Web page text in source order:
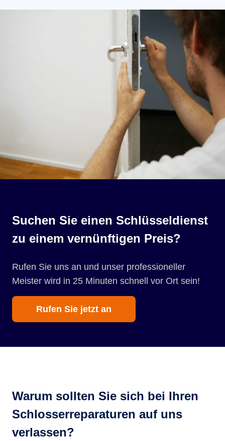
Suchen Sie einen Schlüsseldienst
zu einem vernünftigen Preis?
Rufen Sie uns an und unser professioneller
Meister wird in 25 Minuten schnell vor Ort sein!
Rufen Sie jetzt an
Warum sollten Sie sich bei Ihren
Schlosserreparaturen auf uns
verlassen?